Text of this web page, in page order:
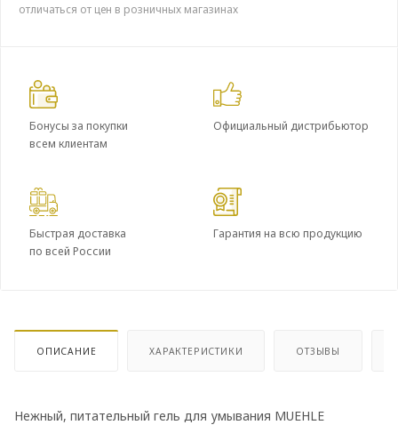
отличаться от цен в розничных магазинах
Бонусы за покупки
всем клиентам
Официальный дистрибьютор
Быстрая доставка
по всей России
Гарантия на всю продукцию
ОПИСАНИЕ ХАРАКТЕРИСТИКИ ОТЗЫВЫ
Нежный, питательный гель для умывания MUEHLE